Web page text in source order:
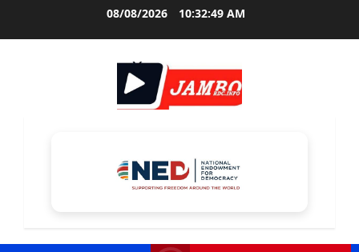
08/08/2026 10:32:50 AM